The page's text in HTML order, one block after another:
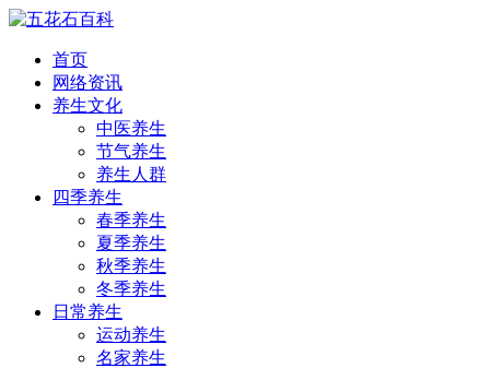
首页
网络资讯
养生文化
中医养生
节气养生
养生人群
四季养生
春季养生
夏季养生
秋季养生
冬季养生
日常养生
运动养生
名家养生